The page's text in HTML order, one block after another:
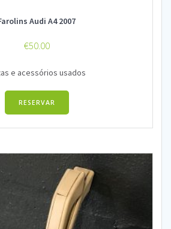
Audi A4 2007
€50.00
e acessórios usados
RESERVAR